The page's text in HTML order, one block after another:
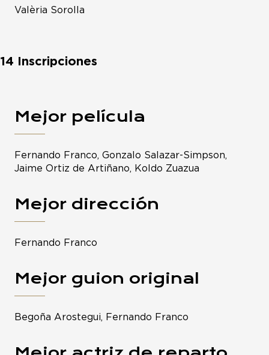
Valèria Sorolla
14 Inscripciones
Mejor película
Fernando Franco, Gonzalo Salazar-Simpson,
Jaime Ortiz de Artiñano, Koldo Zuazua
Mejor dirección
Fernando Franco
Mejor guion original
Begoña Arostegui, Fernando Franco